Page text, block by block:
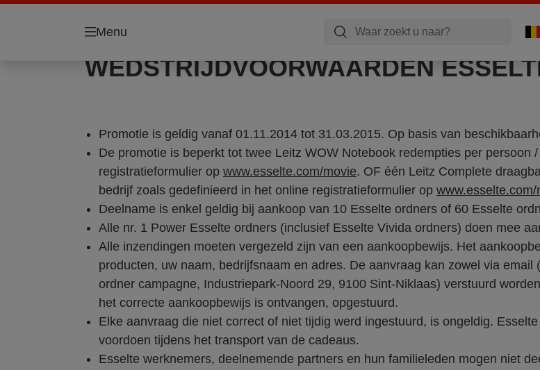
Menu
WEDSTRIJDVOORWAARDEN
Promotie is geldig vanaf 01.11.2014 tot 31.03.2015. Op basis van
De promotie is beperkt tot twee Leitz WOW Notebook redempties per persoon
registratieformulier op www.esselte.com/movie. OF één Leitz Complete
bedrijf zoals gedefinieerd in het online registratieformulier op www.esselte.com/
Deelname is enkel geldig bij aankoop van 10 Esselte ordners of 60 Esselte
Alle nr. 1 Power Esselte ordners (inclusief Esselte Vivida ordners) doen mee
Alle inzendingen moeten vergezeld zijn van een aankoopbewijs. Het
producten, uw naam, bedrijfsnaam en adres. De aanvraag kan zowel via
ordner campagne, Industriepark-Noord 29, 9100 Sint-Niklaas) verstuurd
het correcte aankoopbewijs is ontvangen, opgestuurd.
Elke aanvraag die niet correct of niet tijdig werd ingestuurd, is ongeldig.
voordoen tijdens het transport van de cadeaus.
Esselte werknemers, deelnemende partners en hun familieleden mogen niet